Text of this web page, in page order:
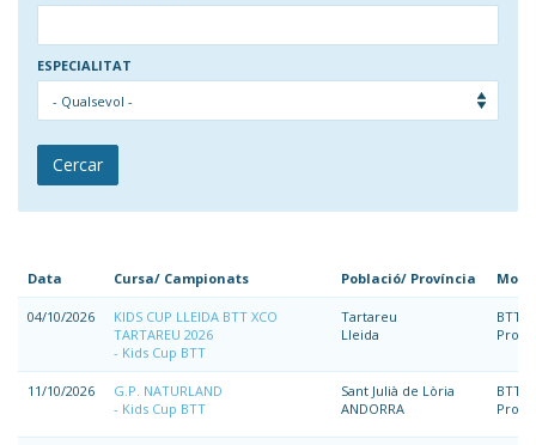
ESPECIALITAT
Cercar
Data Cursa/ Campionats Població/ Província
04/10/2026
KIDS CUP LLEIDA BTT XCO
TARTAREU 2026
Kids Cup BTT
Tartareu
Lleida
BTT
11/10/2026
G.P. NATURLAND
Kids Cup BTT
Sant Julià de Lòria
ANDORRA
BTT